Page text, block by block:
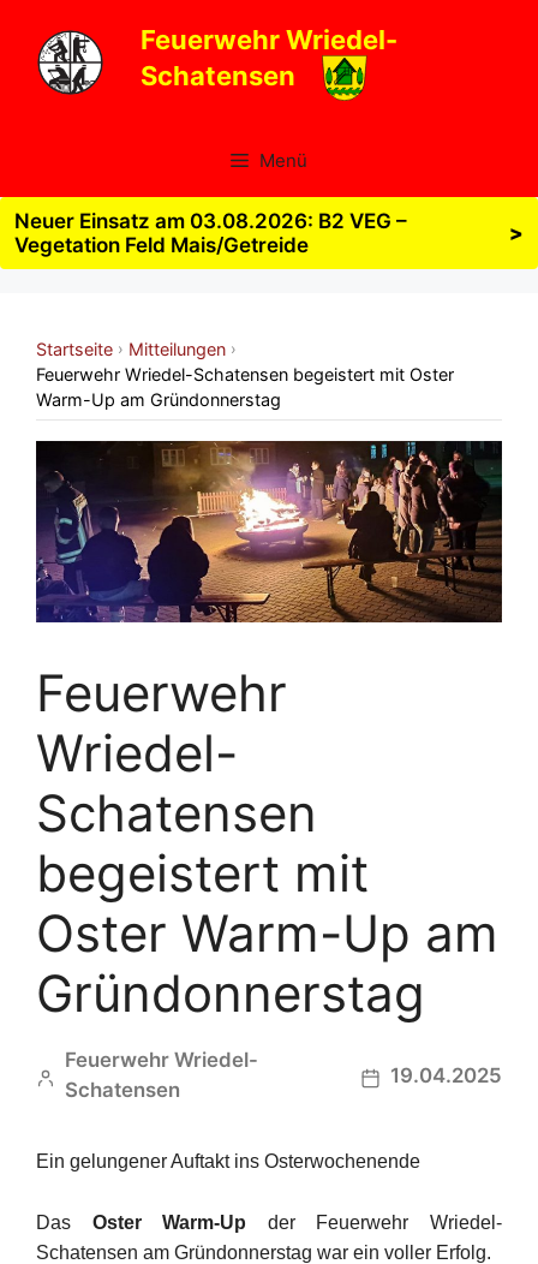
Inhalt
springen
Feuerwehr Wriedel-
Schatensen
Menü
Neuer Einsatz am 03.08.2026: B2 VEG –
Vegetation Feld Mais/Getreide
>
Startseite › Mitteilungen ›
Feuerwehr Wriedel-Schatensen begeistert mit Oster
Warm-Up am Gründonnerstag
Feuerwehr
Wriedel-
Schatensen
begeistert mit
Oster Warm-Up am
Gründonnerstag
Feuerwehr Wriedel-
Schatensen
19.04.2025
Ein gelungener Auftakt ins Osterwochenende
Das Oster Warm-Up der Feuerwehr Wriedel-
Schatensen am Gründonnerstag war ein voller Erfolg.